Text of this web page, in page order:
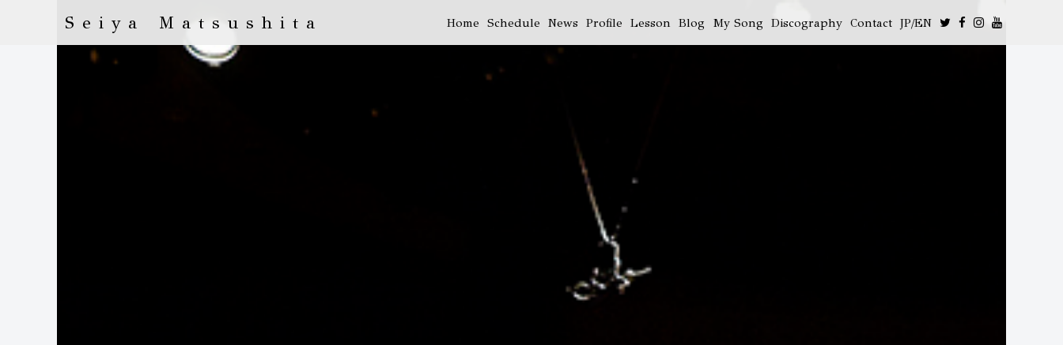
Seiya Matsushita Home Schedule News Profile Lesson Blog My Song Discography Contact JP/EN